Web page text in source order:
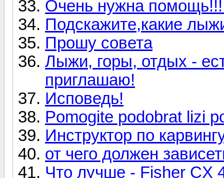
Очень нужна
Подскажите,какие
Прошу совета
Лыжи, горы, отдых -
приглашаю!
Исповедь!
Pomogite podobrat lizi
Инструктор по
от чего должен
Что лучше - Fisher CX